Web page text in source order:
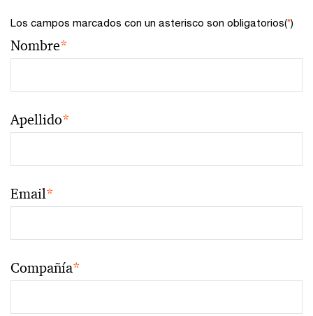
Los campos marcados con un asterisco son obligatorios(*)
Nombre*
Apellido*
Email*
Compañía*